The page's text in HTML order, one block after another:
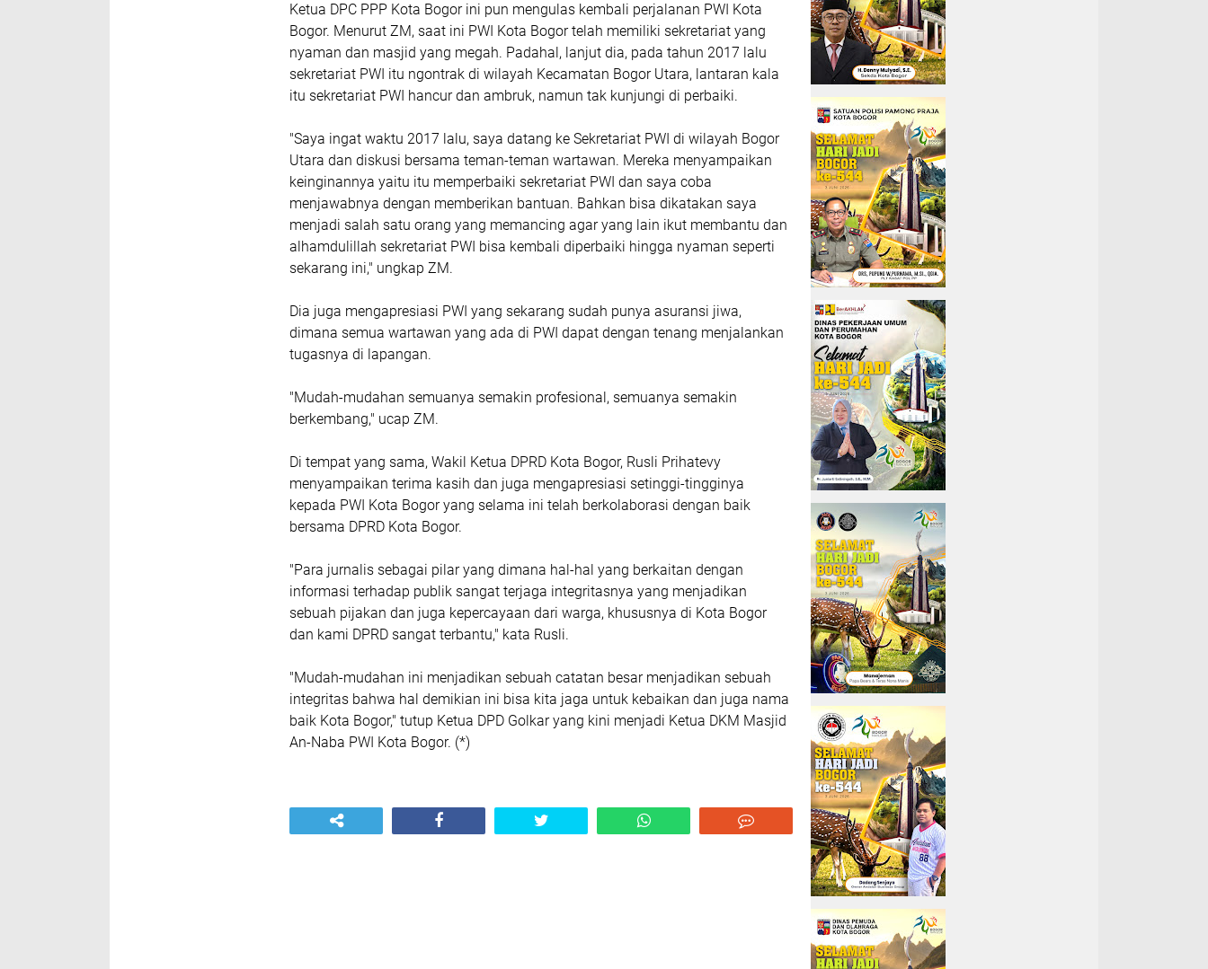
Ketua DPC PPP Kota Bogor ini pun mengulas kembali perjalanan PWI Kota
Bogor. Menurut ZM, saat ini PWI Kota Bogor telah memiliki sekretariat yang
nyaman dan masjid yang megah. Padahal, lanjut dia, pada tahun 2017 lalu
sekretariat PWI itu ngontrak di wilayah Kecamatan Bogor Utara, lantaran kala
itu sekretariat PWI hancur dan ambruk, namun tak kunjungi di perbaiki.
"Saya ingat waktu 2017 lalu, saya datang ke Sekretariat PWI di wilayah Bogor
Utara dan diskusi bersama teman-teman wartawan. Mereka menyampaikan
keinginannya yaitu itu memperbaiki sekretariat PWI dan saya coba
menjawabnya dengan memberikan bantuan. Bahkan bisa dikatakan saya
menjadi salah satu orang yang memancing agar yang lain ikut membantu dan
alhamdulillah sekretariat PWI bisa kembali diperbaiki hingga nyaman seperti
sekarang ini," ungkap ZM.
Dia juga mengapresiasi PWI yang sekarang sudah punya asuransi jiwa,
dimana semua wartawan yang ada di PWI dapat dengan tenang menjalankan
tugasnya di lapangan.
"Mudah-mudahan semuanya semakin profesional, semuanya semakin
berkembang," ucap ZM.
Di tempat yang sama, Wakil Ketua DPRD Kota Bogor, Rusli Prihatevy
menyampaikan terima kasih dan juga mengapresiasi setinggi-tingginya
kepada PWI Kota Bogor yang selama ini telah berkolaborasi dengan baik
bersama DPRD Kota Bogor.
"Para jurnalis sebagai pilar yang dimana hal-hal yang berkaitan dengan
informasi terhadap publik sangat terjaga integritasnya yang menjadikan
sebuah pijakan dan juga kepercayaan dari warga, khususnya di Kota Bogor
dan kami DPRD sangat terbantu," kata Rusli.
"Mudah-mudahan ini menjadikan sebuah catatan besar menjadikan sebuah
integritas bahwa hal demikian ini bisa kita jaga untuk kebaikan dan juga nama
baik Kota Bogor," tutup Ketua DPD Golkar yang kini menjadi Ketua DKM Masjid
An-Naba PWI Kota Bogor. (*)